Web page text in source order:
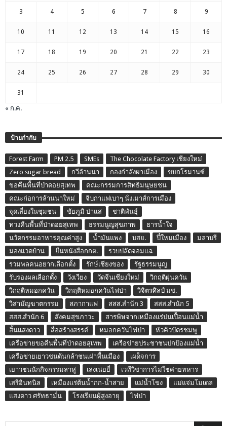
3 4 5 6 7 8 9
10 11 12 13 14 15 16
17 18 19 20 21 22 23
24 25 26 27 28 29 30
31
« ก.ค.
ป้ายกำกับ
Forest Farm PM 2.5 SMEs
The Chocolate Factory เชียงใหม่
Zero sugar bread
กวีล้านนา กองกำลังผาเมือง
ขบถโรมานซ์
ขอคืนพื้นที่ป่าดอยสุเทพ
คณะกรรมการสิทธิมนุษยชน
คณะก่อการล้านนาใหม่
จิบกาแฟเบาๆ นั่งเมาส์การเมือง
จุดเสี่ยงในชุมชน
ชัยภูมิ ป่าแส
ชาติพันธุ์
ทวงคืนพื้นที่ป่าดอยสุเทพ
ธรรมนูญสุขภาพ
ธารน้ำใจ
นวัตกรรมอาหารคุณค่าสูง
น้ำมันแพง บสย. ปี๋ใหม่เมือง
มลาบรี
มองแวดบ้าน
ยื่นหนังสือกกต.
รวบปลัดจอมแฉ
รวมพลคนอยากเลือกตั้ง
รักษ์เชียงของ
รัฐธรรมนูญ
รับรองผลเลือกตั้ง
วังเวียง วัดจีนเชียงใหม่
วิกฤติฝุ่นควัน
วิกฤติหมอกควัน
วิกฤติหมอกควันไฟป่า
วิจิตรศิลป์ มช.
วิสามัญฆาตกรรม
สภากาแฟ สสส.สำนัก 3
สสส.สำนัก 5
สสส.สำนัก 6
สังคมสุขภาวะ
สารพิษจากเหมืองแร่ปนเปื้อนแม่น้ำ
สิ้นแสงดาว
สื่อสร้างสรรค์ หมอกควันไฟป่า
หัวคิวบัตรชมพู
เครือข่ายขอคืนพื้นที่ป่าดอยสุเทพ
เครือข่ายประชาชนปกป้องแม่น้ำ
เครือข่ายเยาวชนต้นกล้าชนเผ่าพื้นเมือง
เผด็จการ
เยาวชนนักกิจกรรมลาหู่
เล่งเน่ยยี่
เวทีวิชาการไม่ใช่ค่ายทหาร
เสรีอินทนิล
เหมืองแร่ต้นน้ำกก-น้ำสาย แม่น้ำโขง
แม่แจ่มโมเดล
แสงดาว ศรัทธามั่น
โรงเรียนผู้สูงอายุ ไฟป่า